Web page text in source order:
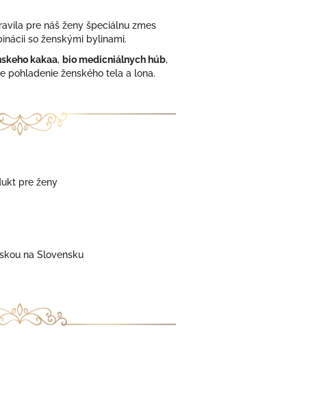
pre náš ženy špeciálnu zmes
so ženskými bylinami.
kakaa, bio medicniálnych húb,
pohladenie ženského tela a lona.
pre ženy
na Slovensku